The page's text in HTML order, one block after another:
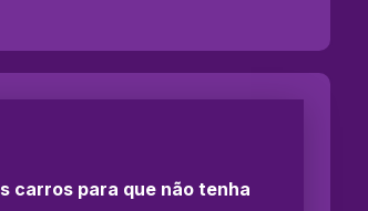
carros para que não tenha